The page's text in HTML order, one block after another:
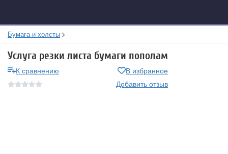
Бумага и холсты
Услуга резки листа бумаги пополам
К сравнению
В избранное
Добавить отзыв